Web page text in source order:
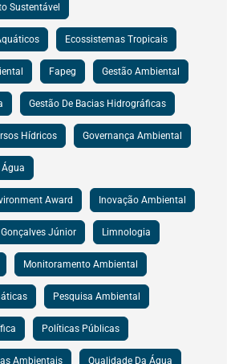
Sustentável
Ecossistemas Tropicais
Fapeg Gestão Ambiental
Gestão De Bacias Hidrográficas
Hídricos Governança Ambiental
Award Inovação Ambiental
Júnior Limnologia
Monitoramento Ambiental
Pesquisa Ambiental
Políticas Públicas
Ambientais Qualidade Da Água